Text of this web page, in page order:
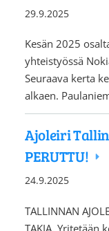
29.9.2025
Kesän 2025
yhteistyössä
Seuraava kerta
alkaen.
Ajoleiri
PERUTTU!
24.9.2025
TALLINNAN
TAKIA. Yritetään